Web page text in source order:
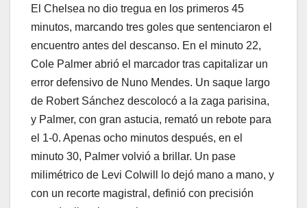
El Chelsea no dio tregua en los primeros 45
minutos, marcando tres goles que sentenciaron el
encuentro antes del descanso. En el minuto 22,
Cole Palmer abrió el marcador tras capitalizar un
error defensivo de Nuno Mendes. Un saque largo
de Robert Sánchez descolocó a la zaga parisina,
y Palmer, con gran astucia, remató un rebote para
el 1-0. Apenas ocho minutos después, en el
minuto 30, Palmer volvió a brillar. Un pase
milimétrico de Levi Colwill lo dejó mano a mano, y
con un recorte magistral, definió con precisión